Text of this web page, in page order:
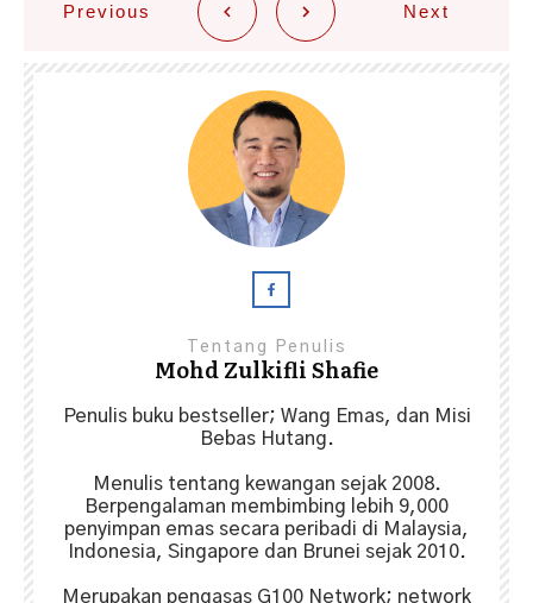
Previous Next
Tentang Penulis
Mohd Zulkifli Shafie
Penulis buku bestseller; Wang Emas, dan Misi
Bebas Hutang.
Menulis tentang kewangan sejak 2008.
Berpengalaman membimbing lebih 9,000
penyimpan emas secara peribadi di Malaysia,
Indonesia, Singapore dan Brunei sejak 2010.
Merupakan pengasas G100 Network; network